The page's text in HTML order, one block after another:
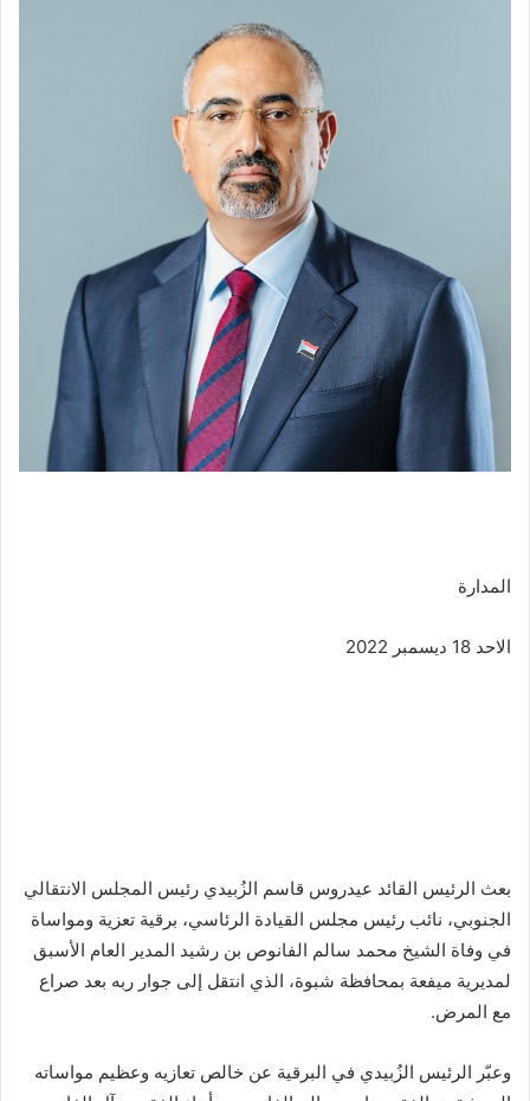
المدارة
الاحد 18 ديسمبر 2022
بعث الرئيس القائد عيدروس قاسم الزُبيدي رئيس المجلس الانتقالي
الجنوبي، نائب رئيس مجلس القيادة الرئاسي، برقية تعزية ومواساة
في وفاة الشيخ محمد سالم الفانوص بن رشيد المدير العام الأسبق
لمديرية ميفعة بمحافظة شبوة، الذي انتقل إلى جوار ربه بعد صراع
مع المرض.
وعبّر الرئيس الزُبيدي في البرقية عن خالص تعازيه وعظيم مواساته